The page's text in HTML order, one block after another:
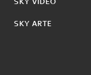
SKY ARTE